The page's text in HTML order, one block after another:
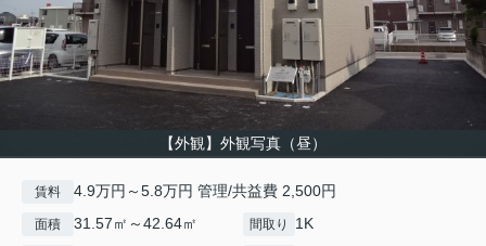
【外観】外観写真（昼）
賃料 4.9万円～5.8万円 管理/共益費 2,500円
面積 31.57㎡～42.64㎡ 間取り 1K